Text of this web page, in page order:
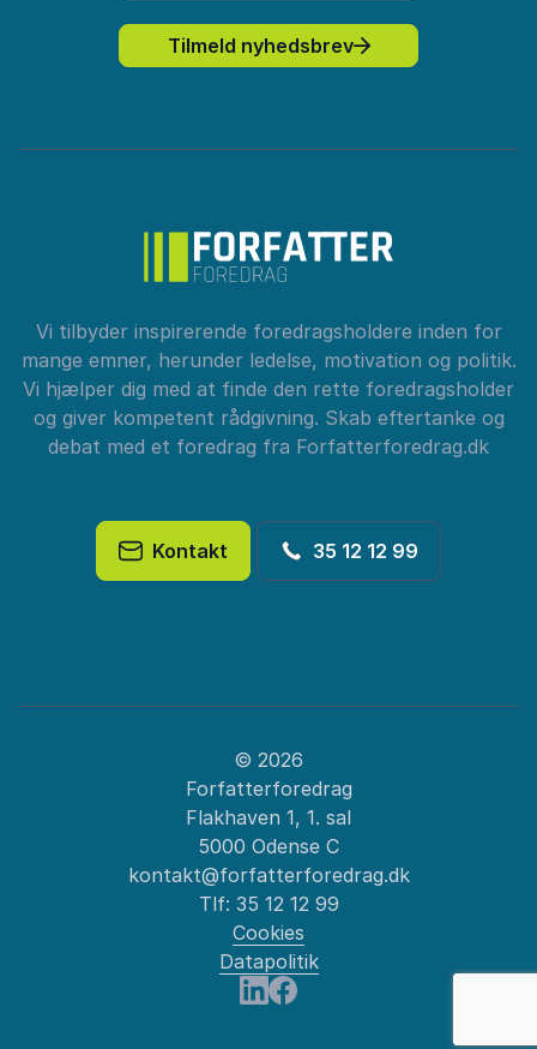
Tilmeld nyhedsbrev
Vi tilbyder inspirerende foredragsholdere inden for
mange emner, herunder ledelse, motivation og politik.
Vi hjælper dig med at finde den rette foredragsholder
og giver kompetent rådgivning. Skab eftertanke og
debat med et foredrag fra Forfatterforedrag.dk
Kontakt 35 12 12 99
© 2026
Forfatterforedrag
Flakhaven 1, 1. sal
5000 Odense C
kontakt@forfatterforedrag.dk
Tlf: 35 12 12 99
Cookies
Datapolitik